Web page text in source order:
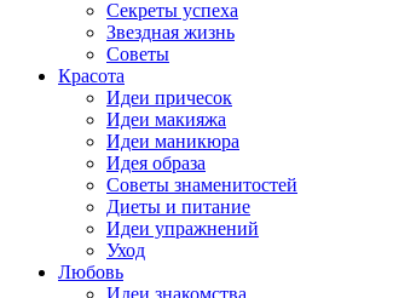
Секреты успеха
Звездная жизнь
Советы
Красота
Идеи причесок
Идеи макияжа
Идеи маникюра
Идея образа
Советы знаменитостей
Диеты и питание
Идеи упражнений
Уход
Любовь
Идеи знакомства